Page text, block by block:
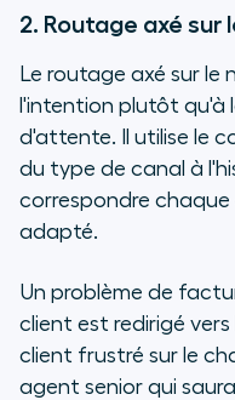
2. Routage axé sur
Le routage axé sur le
l'intention plutôt qu'à
d'attente. Il utilise le
du type de canal à
correspondre chaque
adapté.
Un problème de
client est redirigé
client frustré sur le
agent senior qui